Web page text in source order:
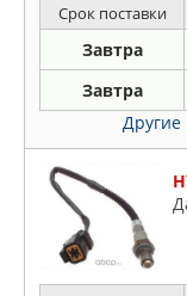
Срок поставки
Завтра
Завтра
Другие